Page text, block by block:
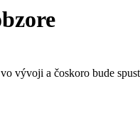
vývoji a čoskoro bude